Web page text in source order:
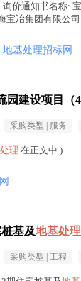
询价通知书名称:
冶集团有限公
地基处理招标网
园建设项目（
采购类型 | 服务
理 在正文中 )
基及地基处理
采购类型 | 工程